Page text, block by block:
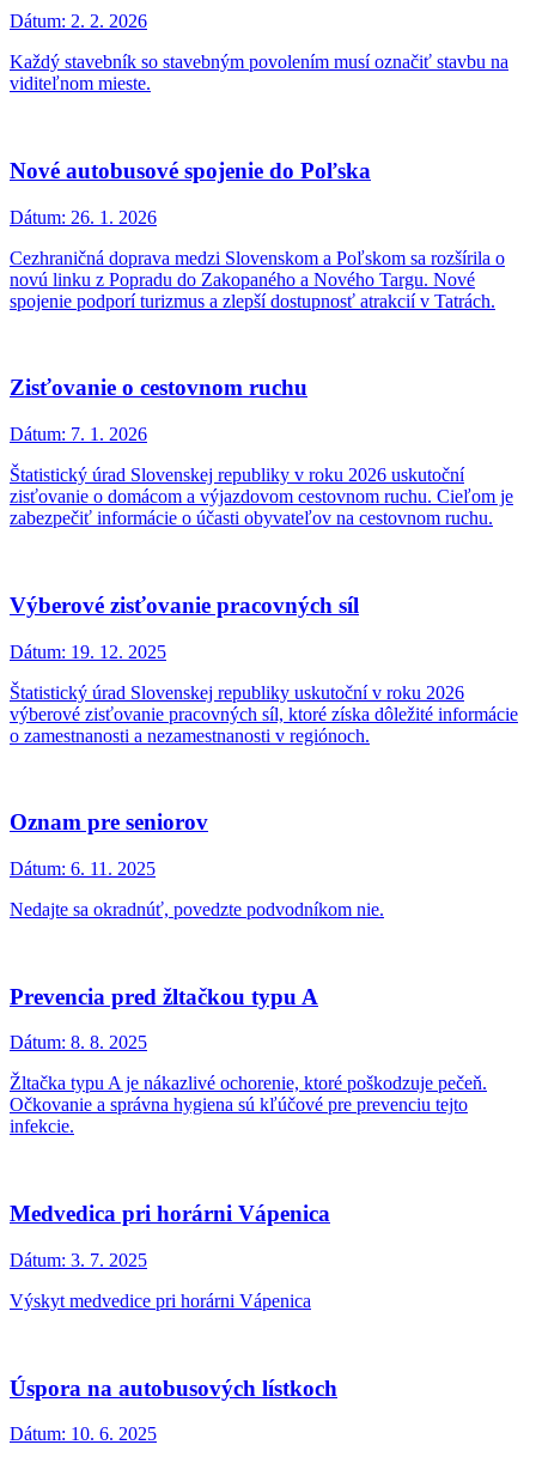
Dátum: 2. 2. 2026
Každý stavebník so stavebným povolením musí označiť stavbu na
viditeľnom mieste.
Nové autobusové spojenie do Poľska
Dátum: 26. 1. 2026
Cezhraničná doprava medzi Slovenskom a Poľskom sa rozšírila o
novú linku z Popradu do Zakopaného a Nového Targu. Nové
spojenie podporí turizmus a zlepší dostupnosť atrakcií v Tatrách.
Zisťovanie o cestovnom ruchu
Dátum: 7. 1. 2026
Štatistický úrad Slovenskej republiky v roku 2026 uskutoční
zisťovanie o domácom a výjazdovom cestovnom ruchu. Cieľom je
zabezpečiť informácie o účasti obyvateľov na cestovnom ruchu.
Výberové zisťovanie pracovných síl
Dátum: 19. 12. 2025
Štatistický úrad Slovenskej republiky uskutoční v roku 2026
výberové zisťovanie pracovných síl, ktoré získa dôležité informácie
o zamestnanosti a nezamestnanosti v regiónoch.
Oznam pre seniorov
Dátum: 6. 11. 2025
Nedajte sa okradnúť, povedzte podvodníkom nie.
Prevencia pred žltačkou typu A
Dátum: 8. 8. 2025
Žltačka typu A je nákazlivé ochorenie, ktoré poškodzuje pečeň.
Očkovanie a správna hygiena sú kľúčové pre prevenciu tejto
infekcie.
Medvedica pri horárni Vápenica
Dátum: 3. 7. 2025
Výskyt medvedice pri horárni Vápenica
Úspora na autobusových lístkoch
Dátum: 10. 6. 2025